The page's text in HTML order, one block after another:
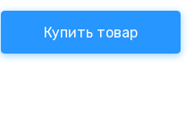
Купить товар